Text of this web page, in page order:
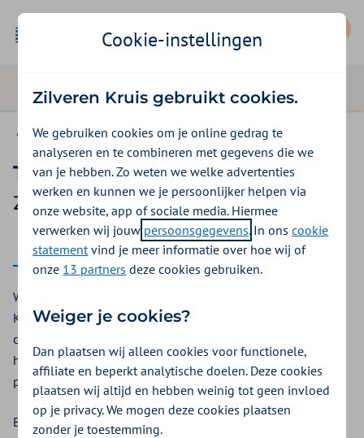
Vergoedingen
Trombosedienst
Zilveren Kruis vergoeding 2025
2025 2026
Wilt u gebruikmaken van de trombosedienst? Bij Zilveren
Kruis krijgt u hiervoor een vergoeding. De trombosedienst
controleert uw bloedwaarden als u een verhoogde kans
heeft op trombose. U gaat naar een post om bloed te laten
prikken of er komt iemand bij u thuis.
Bekijk de vergoedingen van:
Cookie-instellingen
Zilveren Kruis gebruikt cookies.
We gebruiken cookies om je online gedrag te
analyseren en te combineren met gegevens die we
van je hebben. Zo weten we welke advertenties
werken en kunnen we je persoonlijker helpen via
onze website, app of sociale media. Hiermee
verwerken wij jouw persoonsgegevens. In onscookie
statementvind je meer informatie over hoe wij of
onze 13 partners deze cookies gebruiken.
Weiger je cookies?
Dan plaatsen wij alleen cookies voor functionele,
affiliate en beperkt analytische doelen. Deze cookies
plaatsen wij altijd en hebben weinig tot geen invloed
op je privacy. We mogen deze cookies plaatsen
zonder je toestemming.